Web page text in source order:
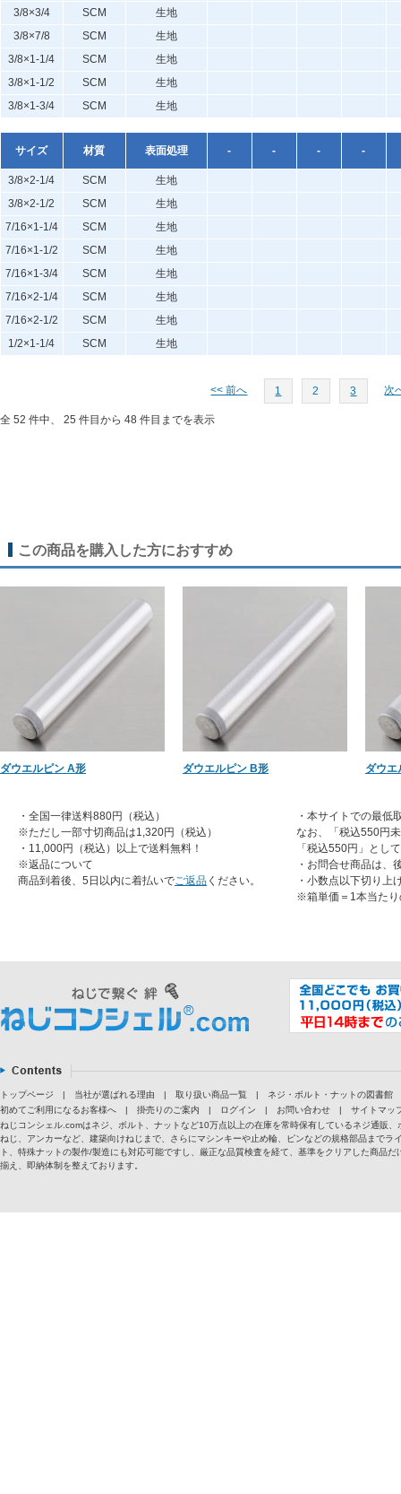
3/8×3/4 SCM
生地
3/8×7/8
SCM
生地
3/8×1-1/4
SCM
生地
3/8×1-1/2
SCM
生地
3/8×1-3/4
SCM 生地
サイズ 材質 表面処理 - - - -
3/8×2-1/4 SCM
生地
3/8×2-1/2
SCM
生地
7/16×1-1/4
SCM
生地
7/16×1-1/2
SCM
生地
7/16×1-3/4
SCM
生地
7/16×2-1/4
SCM
生地
7/16×2-1/2
SCM
生地
1/2×1-1/4
SCM 生地
<< 前へ 1 2 3 次
全 52 件中、 25 件目から 48 件目までを表示
この商品を購入した方におすすめ
ダウエルピン A形 ダウエルピン B形 ダウエ
・全国一律送料880円（税込）
※ただし一部寸切商品は1,320円（税込）
・11,000円（税込）以上で送料無料！
※返品について
商品到着後、5日以内に着払いでご返品 ください。
・本サイトでの最低
なお、「税込550円
「税込550円」とし
・お問合せ商品は、
・小数点以下切り上
※箱単価＝1本当たり
トップページ | 当社が選ばれる理由 | 取り扱い商品一覧 |
ネジ・ボルト・ナットの図書館
初めてご利用になるお客様へ
| 掛売りのご案内 | ログイン | お問い合わせ |
サイトマッ
ねじコンシェル.comはネジ、ボルト、ナットなど10万点以上の在庫を常時保有しているネジ通販
ねじ、アンカーなど、建築向けねじまで、さらにマシンキーや止め輪、ピンなどの規格部品まで
ト、特殊ナットの製作/製造にも対応可能ですし、厳正な品質検査を経て、基準をクリアした商品
揃え、即納体制を整えております。